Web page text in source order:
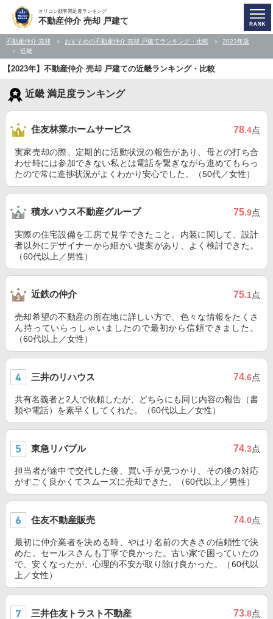
オリコン顧客満足度ランキング
不動産仲介 売却 戸建て
不動産仲介 売却 おすすめの不動産仲介 売却 戸建てランキング・比較
2023年版
近畿
【2023年】不動産仲介 売却 戸建ての近畿ランキング・比較
近畿 満足度ランキング
住友林業ホームサービス 78.4点
実家売却の際、定期的に活動状況の報告があり、母との打ち合
わせ時には参加できない私とは電話を繋ぎながら進めてもらっ
たので常に進捗状況がよくわかり安心でした。（50代／女性）
積水ハウス不動産グループ 75.9点
実際の住宅設備を工房で見学できたこと。内装に関して、設計
者以外にデザイナーから細かい提案があり、よく検討できた。
（60代以上／男性）
近鉄の仲介 75.1点
売却希望の不動産の所在地に詳しい方で、色々な情報をたくさ
ん持っていらっしゃいましたので最初から信頼できました。
（60代以上／女性）
三井のリハウス 74.6点
共有名義者と2人で依頼したが、どちらにも同じ内容の報告（書
類や電話）を素早くしてくれた。（60代以上／女性）
東急リバブル 74.3点
担当者が途中で交代した後、買い手が見つかり、その後の対応
がすごく良かくてスムーズに売却できた。（60代以上／男性）
住友不動産販売 74.0点
最初に仲介業者を決める時、やはり名前の大きさの信頼性で決
めた。セールスさんも丁寧で良かった。古い家で困っていたの
で、安くなったが、心理的不安が取り除け良かった。（60代以
上／女性）
三井住友トラスト不動産 73.8点